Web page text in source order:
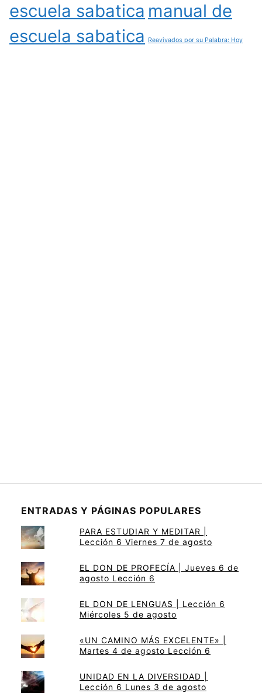
escuela sabatica manual de
escuela sabatica
Reavivados por su Palabra: Hoy
ENTRADAS Y PÁGINAS POPULARES
PARA ESTUDIAR Y MEDITAR |
Lección 6 Viernes 7 de agosto
EL DON DE PROFECÍA | Jueves 6 de
agosto Lección 6
EL DON DE LENGUAS | Lección 6
Miércoles 5 de agosto
«UN CAMINO MÁS EXCELENTE» |
Martes 4 de agosto Lección 6
UNIDAD EN LA DIVERSIDAD |
Lección 6 Lunes 3 de agosto